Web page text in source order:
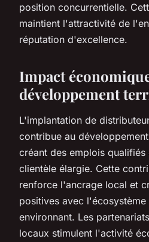
position concurrentielle.
maintient l'attractivité de
réputation d'excellence.
Impact
développement
L'implantation de
contribue au
créant des emplois qualifiés
clientèle élargie. Cette
renforce l'ancrage local et
positives avec
environnant. Les
locaux stimulent l'activité